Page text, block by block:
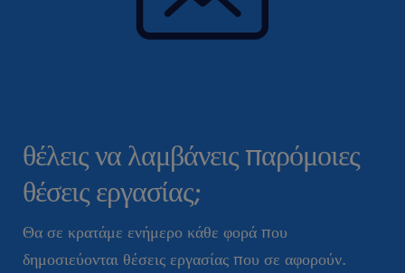
θέλεις να λαμβάνεις παρόμοιες
θέσεις εργασίας;
Θα σε κρατάμε ενήμερο κάθε φορά που
δημοσιεύονται θέσεις εργασίας που σε αφορούν.